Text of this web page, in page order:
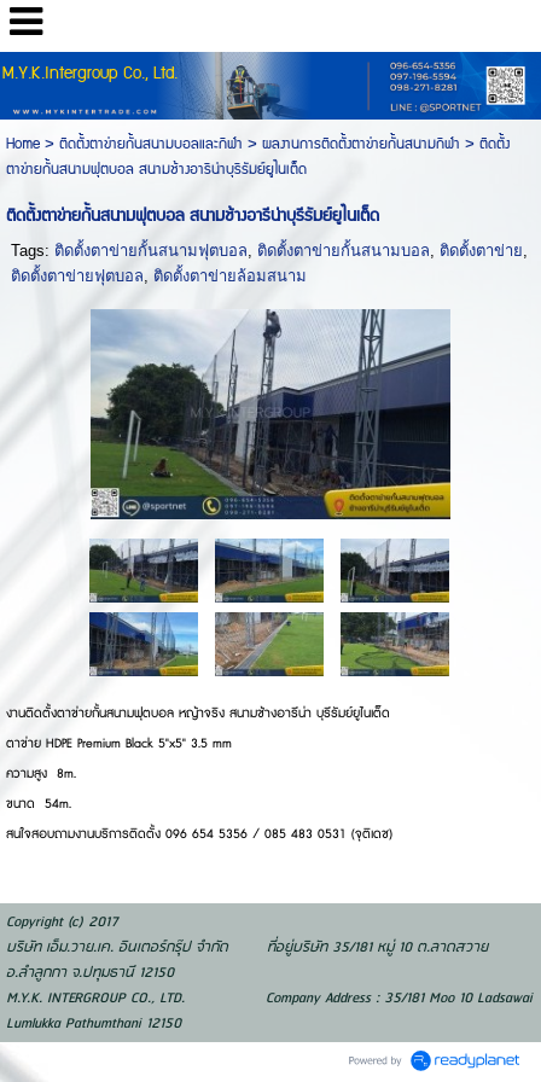
M.Y.K.Intergroup Co., Ltd.
Home> ติดตั้งตาข่ายกั้นสนามบอลและกีฬา >ผลงานการติดตั้งตาข่ายกั้นสนามกีฬา >ติดตั้ง
ตาข่ายกั้นสนามฟุตบอล สนามช้างอารีน่าบุรีรัมย์ยูไนเต็ด
ติดตั้งตาข่ายกั้นสนามฟุตบอล สนามช้างอารีน่าบุรีรัมย์ยูไนเต็ด
Tags: ติดตั้งตาข่ายกั้นสนามฟุตบอล, ติดตั้งตาข่ายกั้นสนามบอล, ติดตั้งตาข่าย,
ติดตั้งตาข่ายฟุตบอล, ติดตั้งตาข่ายล้อมสนาม
งานติดตั้งตาข่ายกั้นสนามฟุตบอล หญ้าจริง สนามช้างอารีน่า บุรีรัมย์ยูไนเต็ด
ตาข่าย HDPE Premium Black 5"x5" 3.5 mm
ความสูง 8m.
ขนาด 54m.
สนใจสอบถามงานบริการติดตั้ง 096 654 5356 / 085 483 0531 (จุติเดช)
Copyright (c) 2017
บริษัท เอ็ม.วาย.เค. อินเตอร์กรุ๊ป จำกัด ที่อยู่บริษัท 35/181 หมู่ 10 ต.ลาดสวาย
อ.ลำลูกกา จ.ปทุมธานี 12150
M.Y.K. INTERGROUP CO., LTD. Company Address : 35/181 Moo 10 Ladsawai
Lumlukka Pathumthani 12150